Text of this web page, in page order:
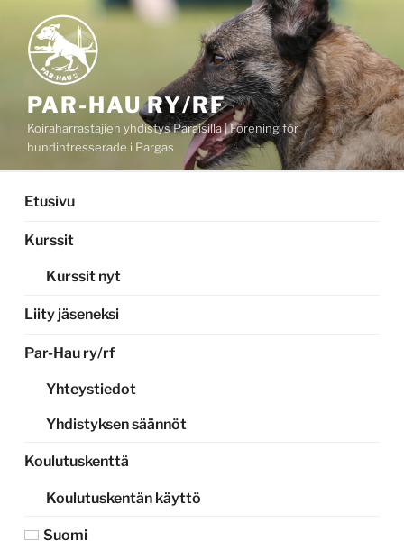
sisältöön
PAR-HAU RY/RF
Koiraharrastajien yhdistys Paraisilla | Förening för
hundintresserade i Pargas
Etusivu
Kurssit
Kurssit nyt
Liity jäseneksi
Par-Hau ry/rf
Yhteystiedot
Yhdistyksen säännöt
Koulutuskenttä
Koulutuskentän käyttö
Suomi